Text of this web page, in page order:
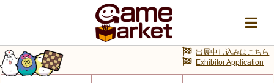
出展申し込みはこちら
Exhibitor Application